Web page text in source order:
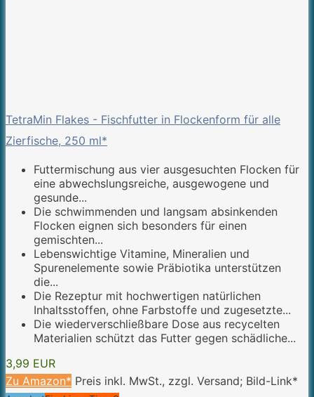
TetraMin Flakes - Fischfutter in Flockenform für alle
Zierfische, 250 ml*
Futtermischung aus vier ausgesuchten Flocken für
eine abwechslungsreiche, ausgewogene und
gesunde...
Die schwimmenden und langsam absinkenden
Flocken eignen sich besonders für einen
gemischten...
Lebenswichtige Vitamine, Mineralien und
Spurenelemente sowie Präbiotika unterstützen
die...
Die Rezeptur mit hochwertigen natürlichen
Inhaltsstoffen, ohne Farbstoffe und zugesetzte...
Die wiederverschließbare Dose aus recycelten
Materialien schützt das Futter gegen schädliche...
3,99 EUR
Zu Amazon* Preis inkl. MwSt., zzgl. Versand; Bild-Link*